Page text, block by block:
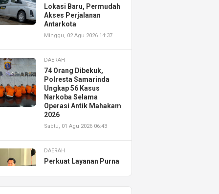
Lokasi Baru, Permudah
Akses Perjalanan
Antarkota
Minggu, 02 Agu 2026 14:37
DAERAH
74 Orang Dibekuk,
Polresta Samarinda
Ungkap 56 Kasus
Narkoba Selama
Operasi Antik Mahakam
2026
Sabtu, 01 Agu 2026 06:43
DAERAH
Perkuat Layanan Purna
Resmikan AHASS